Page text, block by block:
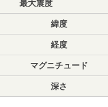
最大震度
緯度
経度
マグニチュード
深さ